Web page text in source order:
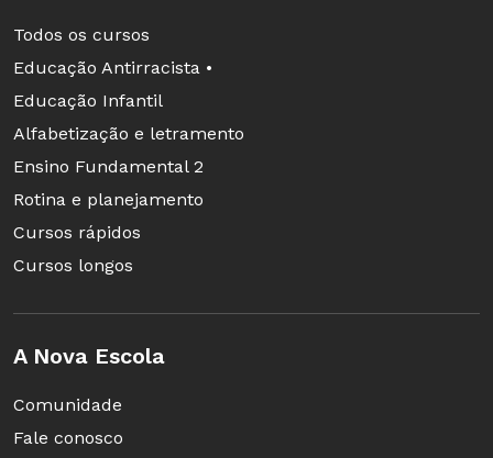
Todos os cursos
Educação Antirracista •
Educação Infantil
Alfabetização e letramento
Ensino Fundamental 2
Rotina e planejamento
Cursos rápidos
Cursos longos
A Nova Escola
Comunidade
Fale conosco